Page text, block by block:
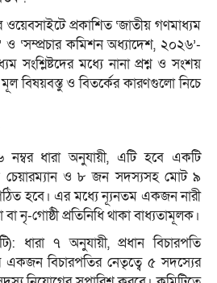
ওয়েবসাইটে প্রকাশিত ‘জাতীয় গণমাধ্যম
‘সম্প্রচার কমিশন অধ্যাদেশ, ২০২৬’-
সংশ্লিষ্টদের মধ্যে নানা প্রশ্ন ও সংশয়
বিষয়বস্তু ও বিতর্কের কারণগুলো নিচে
ধারা অনুযায়ী, এটি হবে একটি
চেয়ারম্যান ও ৮ জন সদস্যসহ মোট ৯
হবে। এর মধ্যে ন্যূনতম একজন নারী
নৃ-গোষ্ঠী প্রতিনিধি থাকা বাধ্যতামূলক।
ধারা ৭ অনুযায়ী, প্রধান বিচারপতি
বিচারপতির নেতৃত্বে ৫ সদস্যের